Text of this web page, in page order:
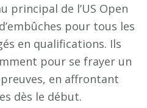
principal de l’US Open
pour tous les
en qualifications. Ils
pour se frayer un
en affrontant
dès le début.